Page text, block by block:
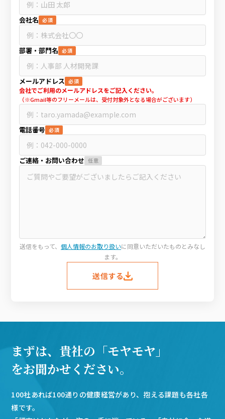
会社名 必須
部署・部門名 必須
メールアドレス 必須
会社でご利用のメールアドレスをご記入ください。
（※Gmail等のフリーメールは、受付対象外となる場合がございます）
電話番号 必須
ご連絡・お問い合わせ 任意
送信をもって、 個人情報のお取り扱いに同意いただいたものとみなし
ます。
送信する
まずは、貴社の「モヤモヤ」
をお聞かせください。
100社あれば100通りの健康経営があり、抱える課題も各社各
様です。